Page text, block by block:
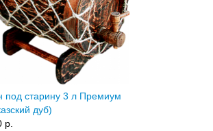
под старину 3 л Премиум
дуб)
p.